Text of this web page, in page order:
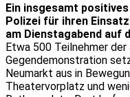
Ein insgesamt
Polizei für ihren
am Dienstagabend auf
Etwa 500 Teilnehmer
Gegendemonstration
Neumarkt aus in
Theatervorplatz und